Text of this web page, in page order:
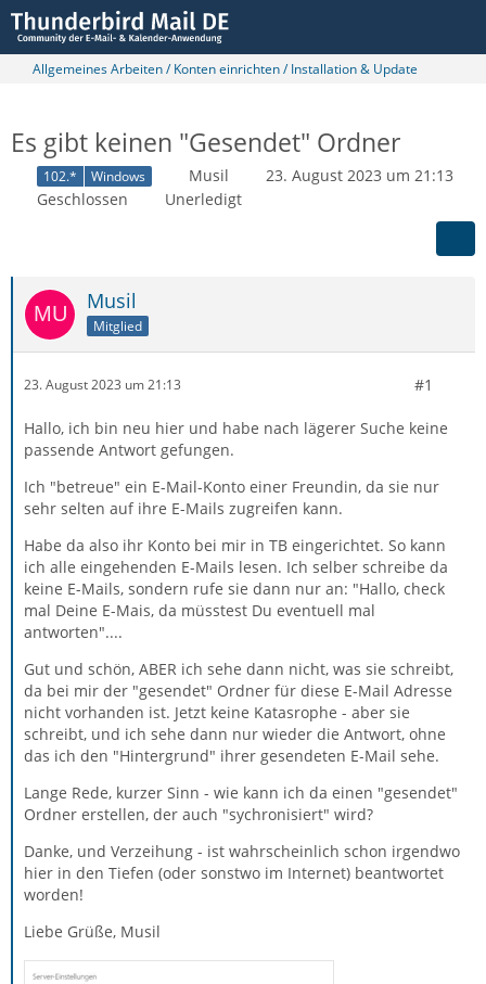
Allgemeines Arbeiten / Konten einrichten / Installation & Update
Es gibt keinen "Gesendet" Ordner
102.* Windows Musil
23. August 2023 um 21:13
Geschlossen
Unerledigt
Musil
Mitglied
23. August 2023 um 21:13 #1
Hallo, ich bin neu hier und habe nach lägerer Suche keine
passende Antwort gefungen.
Ich "betreue" ein E-Mail-Konto einer Freundin, da sie nur
sehr selten auf ihre E-Mails zugreifen kann.
Habe da also ihr Konto bei mir in TB eingerichtet. So kann
ich alle eingehenden E-Mails lesen. Ich selber schreibe da
keine E-Mails, sondern rufe sie dann nur an: "Hallo, check
mal Deine E-Mais, da müsstest Du eventuell mal
antworten"....
Gut und schön, ABER ich sehe dann nicht, was sie schreibt,
da bei mir der "gesendet" Ordner für diese E-Mail Adresse
nicht vorhanden ist. Jetzt keine Katasrophe - aber sie
schreibt, und ich sehe dann nur wieder die Antwort, ohne
das ich den "Hintergrund" ihrer gesendeten E-Mail sehe.
Lange Rede, kurzer Sinn - wie kann ich da einen "gesendet"
Ordner erstellen, der auch "sychronisiert" wird?
Danke, und Verzeihung - ist wahrscheinlich schon irgendwo
hier in den Tiefen (oder sonstwo im Internet) beantwortet
worden!
Liebe Grüße, Musil